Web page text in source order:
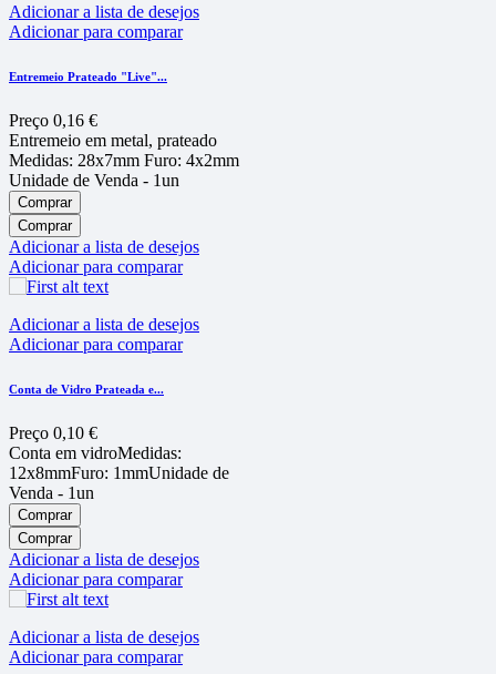
Adicionar a lista de desejos
Adicionar para comparar
Entremeio Prateado "Live"...
Preço 0,16 €
Entremeio em metal, prateado
Medidas: 28x7mm Furo: 4x2mm
Unidade de Venda - 1un
Comprar
Comprar
Adicionar a lista de desejos
Adicionar para comparar
Adicionar a lista de desejos
Adicionar para comparar
Conta de Vidro Prateada e...
Preço 0,10 €
Conta em vidroMedidas:
12x8mmFuro: 1mmUnidade de
Venda - 1un
Comprar
Comprar
Adicionar a lista de desejos
Adicionar para comparar
Adicionar a lista de desejos
Adicionar para comparar